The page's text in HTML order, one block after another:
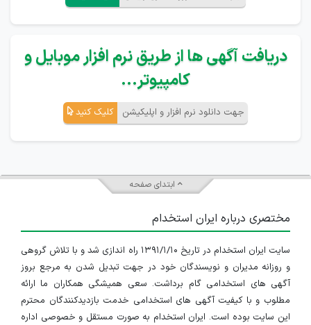
دریافت آگهی ها از طریق نرم افزار موبایل و
کامپیوتر...
جهت دانلود نرم افزار و اپلیکیشن کلیک کنید
ابتدای صفحه
مختصری درباره ایران استخدام
سایت ایران استخدام در تاریخ ۱۳۹۱/۱/۱۰ راه اندازی شد و با تلاش گروهی
و روزانه مدیران و نویسندگان خود در جهت تبدیل شدن به مرجع بروز
آگهی های استخدامی گام برداشت. سعی همیشگی همکاران ما ارائه
مطلوب و با کیفیت آگهی های استخدامی خدمت بازدیدکنندگان محترم
این سایت بوده است. ایران استخدام به صورت مستقل و خصوصی اداره